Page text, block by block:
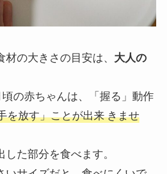
の大きさの目安は、 大人の
の赤ちゃんは、「握る」動作
を放す」ことが出来 きませ
た部分を食べます。